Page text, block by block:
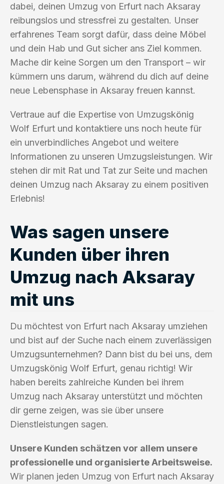
dabei, deinen Umzug von Erfurt nach Aksaray
reibungslos und stressfrei zu gestalten. Unser
erfahrenes Team sorgt dafür, dass deine Möbel
und dein Hab und Gut sicher ans Ziel kommen.
Mache dir keine Sorgen um den Transport – wir
kümmern uns darum, während du dich auf deine
neue Lebensphase in Aksaray freuen kannst.
Vertraue auf die Expertise von Umzugskönig
Wolf Erfurt und kontaktiere uns noch heute für
ein unverbindliches Angebot und weitere
Informationen zu unseren Umzugsleistungen. Wir
stehen dir mit Rat und Tat zur Seite und machen
deinen Umzug nach Aksaray zu einem positiven
Erlebnis!
Was sagen unsere
Kunden über ihren
Umzug nach Aksaray
mit uns
Du möchtest von Erfurt nach Aksaray umziehen
und bist auf der Suche nach einem zuverlässigen
Umzugsunternehmen? Dann bist du bei uns, dem
Umzugskönig Wolf Erfurt, genau richtig! Wir
haben bereits zahlreiche Kunden bei ihrem
Umzug nach Aksaray unterstützt und möchten
dir gerne zeigen, was sie über unsere
Dienstleistungen sagen.
Unsere Kunden schätzen vor allem unsere
professionelle und organisierte Arbeitsweise.
Wir planen jeden Umzug von Erfurt nach Aksaray